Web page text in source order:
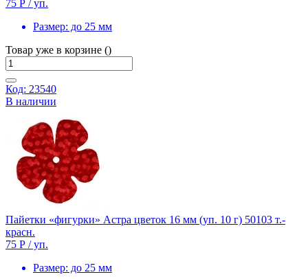
75 Р / уп.
Размер: до 25 мм
Товар уже в корзине ()
Код: 23540
В наличии
Пайетки «фигурки» Астра цветок 16 мм (уп. 10 г) 50103 т.-
красн.
75 Р / уп.
Размер: до 25 мм